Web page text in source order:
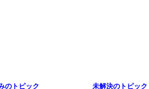
のトピック 未解決のトピック